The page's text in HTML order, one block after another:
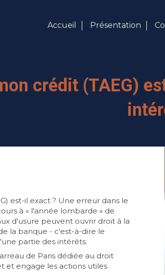
Accueil Présentation
crédit (TAEG)
est-il exact ? Une erreur dans le
à « l'année lombarde » de
d'usure peuvent ouvrir droit à la
la banque - c'est-à-dire le
partie des intérêts.
de Paris dédiée au droit
et engage les actions utiles